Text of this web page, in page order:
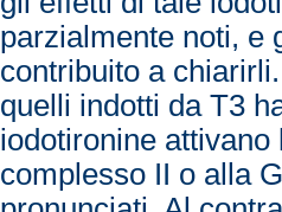
parzialmente noti, e
contribuito a
quelli indotti da T3
iodotironine
complesso II o alla